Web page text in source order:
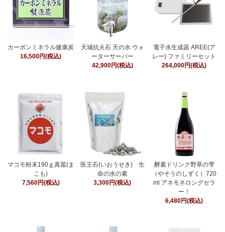
カーボンミネラル健康炭
16,500円(税込)
天城抗火石 天の水 ウォ
ーターサーバー
42,900円(税込)
電子水生成器 AREE(ア
レー) ファミリーセット
264,000円(税込)
マコモ粉末190ｇ真菰(ま
こも)
7,560円(税込)
医王石(いおうせき) 生
命の水の素
3,300円(税込)
酵素ドリンク野草の雫
（やそうのしずく）720
ml アネモネロングセラ
ー！
6,480円(税込)